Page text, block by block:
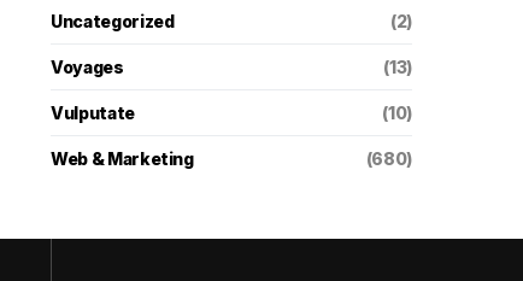
Uncategorized (2)
Voyages (13)
Vulputate (10)
Web & Marketing (680)